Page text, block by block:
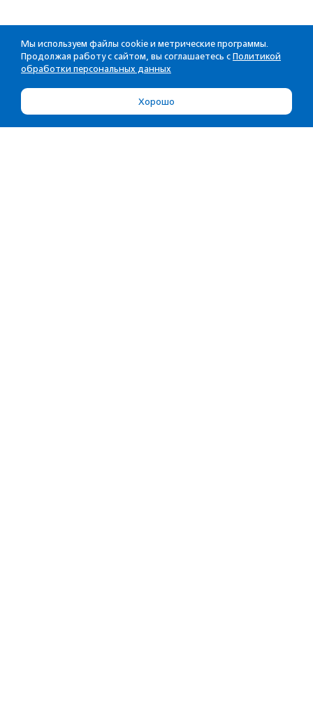
Мы используем файлы cookie и метрические программы.
Продолжая работу с сайтом, вы соглашаетесь с Политикой
обработки персональных данных
Хорошо